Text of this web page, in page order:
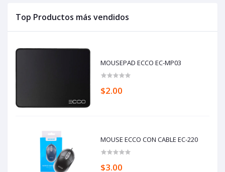
Top Productos más vendidos
MOUSEPAD ECCO EC-MP03
$2.00
MOUSE ECCO CON CABLE EC-220
$3.00